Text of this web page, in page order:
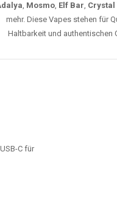
, Mosmo, Elf Bar, Crystal
mehr. Diese Vapes stehen für
Haltbarkeit und authentischen
C für